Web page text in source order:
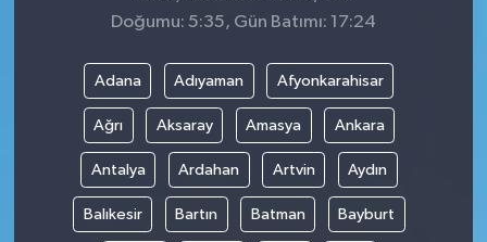
Doğumu: 5:35, Gün Batımı: 17:24
Adana Adıyaman Afyonkarahisar
Ağrı Aksaray Amasya Ankara
Antalya Ardahan Artvin Aydın
Balıkesir Bartın Batman Bayburt